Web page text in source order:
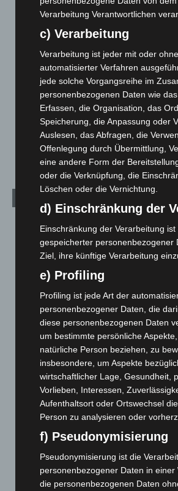
Corona-News
Hannover und Region
Langenhagen und Ortsteile
Leserbriefe
Menschen
Über uns
Veranstaltungen
August 2026(14)
Juli 2026(73)
Juni 2026 (139)
Mai 2026(99)
April 2026(99)
März 2026
Februar 2026(109)
Januar 2026(122)
Dezember 2025 (103)
November 2025(114)
Oktober 2025(112)
August 2025
Juni 2025(103)
Verarbeitung Verantwortlichen
c) Verarbeitung
Verarbeitung ist jeder mit oder
automatisierter Verfahren
jede solche Vorgangsreihe im
personenbezogenen Daten wie
Erfassen, die Organisation, das
Speicherung, die Anpassung oder
Auslesen, das Abfragen, die
Offenlegung durch Übermittlung,
eine andere Form der
oder die Verknüpfung, die
Löschen oder die Vernichtung.
d) Einschränkung der
Einschränkung der Verarbeitung
gespeicherter personenbezogener
Ziel, ihre künftige Verarbeitung
e) Profiling
Profiling ist jede Art der
personenbezogener Daten, die
diese personenbezogenen Daten
um bestimmte persönliche
natürliche Person beziehen, zu
insbesondere, um Aspekte
wirtschaftlicher Lage, Gesundheit,
Vorlieben, Interessen,
Aufenthaltsort oder Ortswechsel
Person zu analysieren oder
f) Pseudonymisierung
Pseudonymisierung ist die
personenbezogener Daten in einer
die personenbezogenen Daten